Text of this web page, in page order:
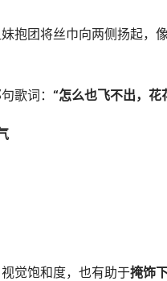
抱团将丝巾向两侧扬起，
歌词： “怎么也飞不出，
觉饱和度，也有助于掩饰